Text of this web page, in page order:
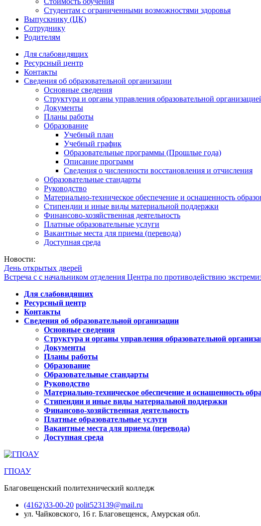
Студентам с ограниченными возможностями здоровья
Выпускнику (ЦК)
Сотруднику
Родителям
Для слабовидящих
Ресурсный центр
Контакты
Сведения об образовательной организации
Основные сведения
Структура и органы управления образовательной
Документы
Планы работы
Образование
Учебный план
Учебный график
Образовательные программы (Прошлые года)
Описание программ
Сведения о численности восстановления и отчисления
Образовательные стандарты
Руководство
Материально-техническое обеспечение и оснащенность
Стипендии и иные виды материальной поддержки
Финансово-хозяйственная деятельность
Платные образовательные услуги
Вакантные места для приема (перевода)
Доступная среда
Новости:
День открытых дверей
Встреча с с начальником отделения Центра по противодействию
Для слабовидящих
Ресурсный центр
Контакты
Сведения об образовательной организации
Основные сведения
Структура и органы управления образовательной
Документы
Планы работы
Образование
Образовательные стандарты
Руководство
Материально-техническое обеспечение и оснащенность
Стипендии и иные виды материальной поддержки
Финансово-хозяйственная деятельность
Платные образовательные услуги
Вакантные места для приема (перевода)
Доступная среда
ГПОАУ
Благовещенский политехнический колледж
(4162)33-00-20 polit523139@mail.ru
ул. Чайковского, 16 г. Благовещенск, Амурская обл.